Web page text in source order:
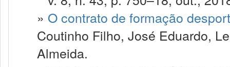
» O contrato de formação
Coutinho Filho, José Eduardo,
Almeida.